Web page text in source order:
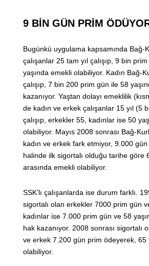
9 BİN GÜN PRİM
Bugünkü uygulama kapsamında Bağ-
çalışanlar 25 tam yıl çalışıp, 9 bin
yaşında emekli olabiliyor. Kadın Bağ-
çalışıp, 7 bin 200 prim gün ile 58
kazanıyor. Yaştan dolayı emeklilik
de kadın ve erkek çalışanlar 15 yıl (5
çalışıp, erkekler 55, kadınlar ise 50
olabiliyor. Mayıs 2008 sonrası Bağ-
kadın ve erkek fark etmiyor, 9.000
halinde ilk sigortalı olduğu tarihe göre
arasında emekli olabiliyor.
SSK’lı çalışanlarda ise durum farklı.
sigortalı olan erkekler 7000 prim gün
kadınlar ise 7.000 prim gün ve 58
hak kazanıyor. 2008 sonrası sigortalı
ve erkek 7.200 gün prim ödeyerek, 65
olabiliyor.